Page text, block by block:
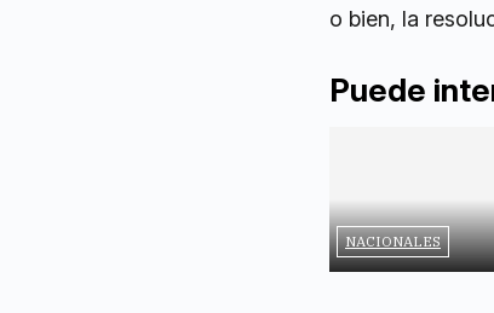
o bien, la
Puede
NACIONALES